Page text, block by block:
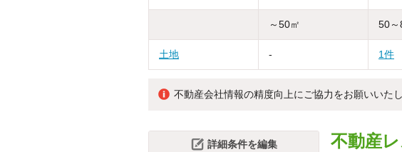
～50㎡ 50～
土地 - 1件
不動産会社情報の精度向上にご協力をお願いいた
不動産
詳細条件を編集